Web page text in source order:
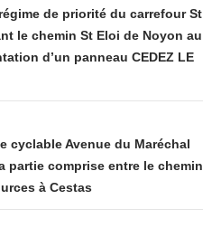
de priorité du carrefour St
le chemin St Eloi de Noyon au
d’un panneau CEDEZ LE
cyclable Avenue du Maréchal
partie comprise entre le chemin
à Cestas